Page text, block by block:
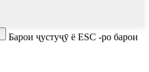
Барои ҷустуҷӯ ё ESC -ро барои